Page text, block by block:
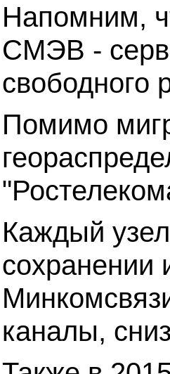
Напомним,
СМЭВ -
свободного
Помимо
Каждый
сохранении
каналы,